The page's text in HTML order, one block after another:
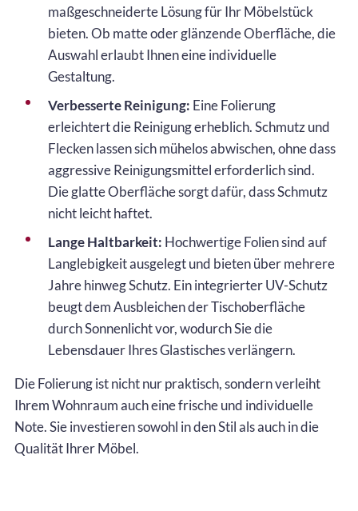
maßgeschneiderte Lösung für Ihr Möbelstück
bieten. Ob matte oder glänzende Oberfläche, die
Auswahl erlaubt Ihnen eine individuelle
Gestaltung.
Verbesserte Reinigung: Eine Folierung
erleichtert die Reinigung erheblich. Schmutz und
Flecken lassen sich mühelos abwischen, ohne dass
aggressive Reinigungsmittel erforderlich sind.
Die glatte Oberfläche sorgt dafür, dass Schmutz
nicht leicht haftet.
Lange Haltbarkeit: Hochwertige Folien sind auf
Langlebigkeit ausgelegt und bieten über mehrere
Jahre hinweg Schutz. Ein integrierter UV-Schutz
beugt dem Ausbleichen der Tischoberfläche
durch Sonnenlicht vor, wodurch Sie die
Lebensdauer Ihres Glastisches verlängern.
Die Folierung ist nicht nur praktisch, sondern verleiht
Ihrem Wohnraum auch eine frische und individuelle
Note. Sie investieren sowohl in den Stil als auch in die
Qualität Ihrer Möbel.